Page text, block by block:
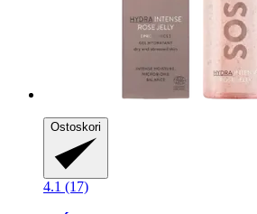
Ostoskori
4.1 (17)